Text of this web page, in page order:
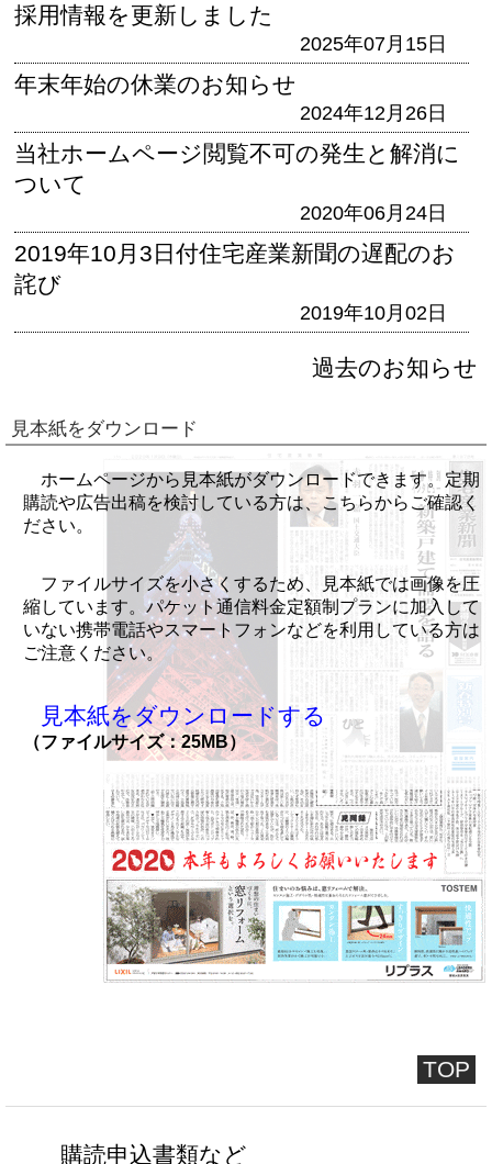
採用情報を更新しました
2025年07月15日
年末年始の休業のお知らせ
2024年12月26日
当社ホームページ閲覧不可の発生と解消に
ついて
2020年06月24日
2019年10月3日付住宅産業新聞の遅配のお
詫び
2019年10月02日
過去のお知らせ
見本紙をダウンロード
ホームページから見本紙がダウンロードできます。定期
購読や広告出稿を検討している方は、こちらからご確認く
ださい。
ファイルサイズを小さくするため、見本紙では画像を圧
縮しています。パケット通信料金定額制プランに加入して
いない携帯電話やスマートフォンなどを利用している方は
ご注意ください。
見本紙をダウンロードする
（ファイルサイズ：25MB）
TOP
購読申込書類など